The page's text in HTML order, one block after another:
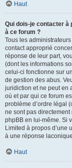
Haut
Qui dois-je contacter à
à ce forum ?
Tous les
contact approprié
réponse de leur part,
(dont les informations
celui-ci fonctionne sur
de gestion des abus.
juridiction et ne peut en
où et par qui ce forum
problème d’ordre légal
ne sont pas
phpBB en lui-même. Si
Limited à propos d’une
à une réponse
Haut